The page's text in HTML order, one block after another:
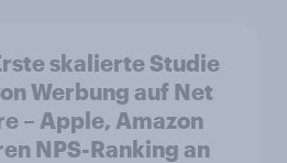
skalierte Studie
Werbung auf Net
– Apple, Amazon
NPS-Ranking an